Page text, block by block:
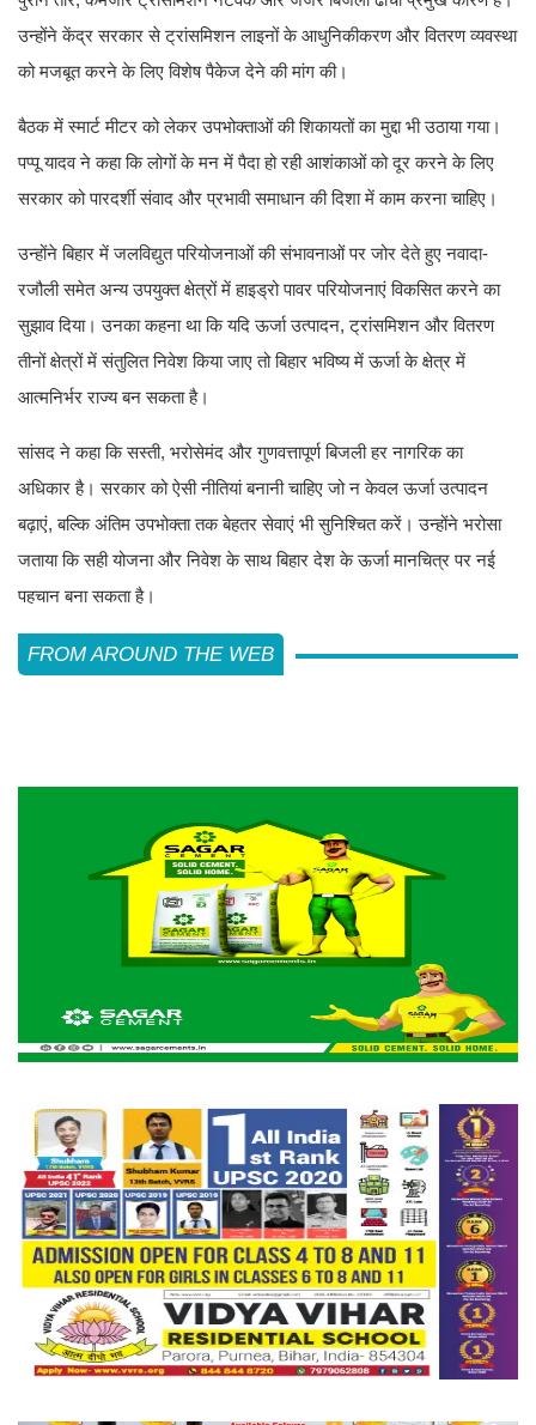
उन्होंने केंद्र सरकार से ट्रांसमिशन लाइनों के आधुनिकीकरण और वितरण व्यवस्था
को मजबूत करने के लिए विशेष पैकेज देने की मांग की।
बैठक में स्मार्ट मीटर को लेकर उपभोक्ताओं की शिकायतों का मुद्दा भी उठाया गया।
पप्पू यादव ने कहा कि लोगों के मन में पैदा हो रही आशंकाओं को दूर करने के लिए
सरकार को पारदर्शी संवाद और प्रभावी समाधान की दिशा में काम करना चाहिए।
उन्होंने बिहार में जलविद्युत परियोजनाओं की संभावनाओं पर जोर देते हुए नवादा-
रजौली समेत अन्य उपयुक्त क्षेत्रों में हाइड्रो पावर परियोजनाएं विकसित करने का
सुझाव दिया। उनका कहना था कि यदि ऊर्जा उत्पादन, ट्रांसमिशन और वितरण
तीनों क्षेत्रों में संतुलित निवेश किया जाए तो बिहार भविष्य में ऊर्जा के क्षेत्र में
आत्मनिर्भर राज्य बन सकता है।
सांसद ने कहा कि सस्ती, भरोसेमंद और गुणवत्तापूर्ण बिजली हर नागरिक का
अधिकार है। सरकार को ऐसी नीतियां बनानी चाहिए जो न केवल ऊर्जा उत्पादन
बढ़ाएं, बल्कि अंतिम उपभोक्ता तक बेहतर सेवाएं भी सुनिश्चित करें। उन्होंने भरोसा
जताया कि सही योजना और निवेश के साथ बिहार देश के ऊर्जा मानचित्र पर नई
पहचान बना सकता है।
FROM AROUND THE WEB